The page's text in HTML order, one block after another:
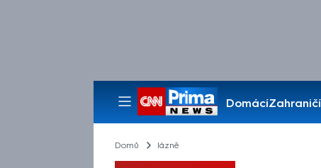
DomácíZahraničí
Pořady
Domů lázně